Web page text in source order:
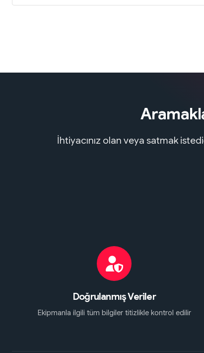
İhtiyacınız olan veya satmak
Doğrulanmış Veriler
Ekipmanla ilgili tüm bilgiler titizlikle kontrol edilir